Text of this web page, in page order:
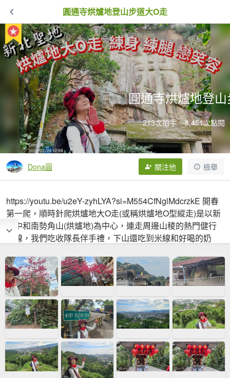
圓通寺烘爐地登山步道大O走
圓通寺烘爐地登
213次拍手 8,451次點閱
Dona圓 關注他 檢舉
https://youtu.be/u2eY-zyhLYA?si=M554CfNglMdcrzkE 開春
第一爬，順時針爬烘爐地大O走(或稱烘爐地O型縱走)是以新
北中和南勢角山(烘爐地)為中心，連走周邊山稜的熱門健行
路線，我們吃收隊長伴手禮，下山還吃到米線和好喝的奶
光明頂→好地方→南勢角山(烘爐地山)→忘憂亭→紫竹寺→
雙子星尖石亭(幽景情盛)→一線天→佛字石刻→圓通寺→逸
園觀音寺→鄧公嶺→外南勢角山→迎日石→華新美食街(口福
南洋風味餐)